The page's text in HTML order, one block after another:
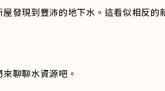
發現到豐沛的地下水。這看似相反
聊聊水資源吧。